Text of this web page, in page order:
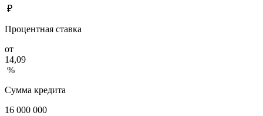
₽
Процентная ставка
от
14,09
%
Сумма кредита
16 000 000